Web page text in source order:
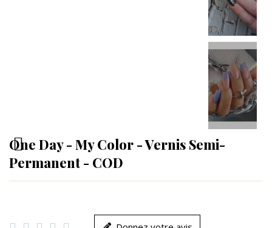
One Day - My Color - Vernis Semi-
Permanent - COD